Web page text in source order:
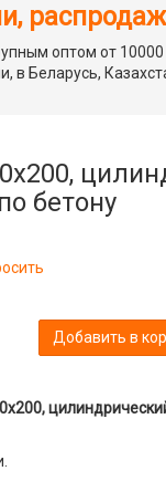
оптом от
в Беларусь,
бетону
Добавить в